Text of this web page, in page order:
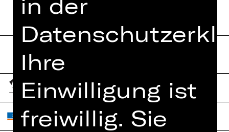
Ihre
Einwilligung ist
freiwillig. Sie